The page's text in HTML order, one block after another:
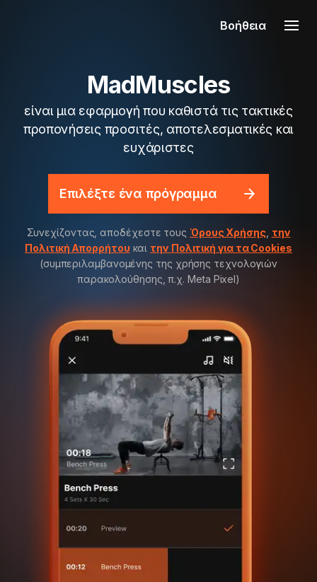
Βοήθεια
MadMuscles
είναι μια εφαρμογή που καθιστά τις τακτικές
προπονήσεις προσιτές, αποτελεσματικές και
ευχάριστες
Επιλέξτε ένα πρόγραμμα
Συνεχίζοντας, αποδέχεστε τους Όρους Χρήσης, την
Πολιτική Απορρήτου και την Πολιτική για τα Cookies
(συμπεριλαμβανομένης της χρήσης τεχνολογιών
παρακολούθησης, π.χ. Meta Pixel)